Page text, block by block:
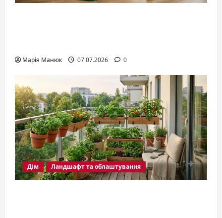
Марія Манюк 07.07.2026 0
Дім Ландшафт та облаштування